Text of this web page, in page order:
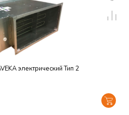
электрический Тип 2